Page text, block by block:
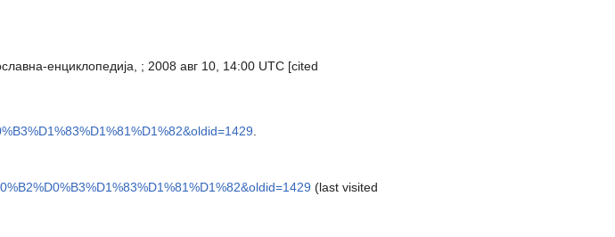
енциклопедија, ; 2008 авг 10, 14:00 UTC [cited
(last visited